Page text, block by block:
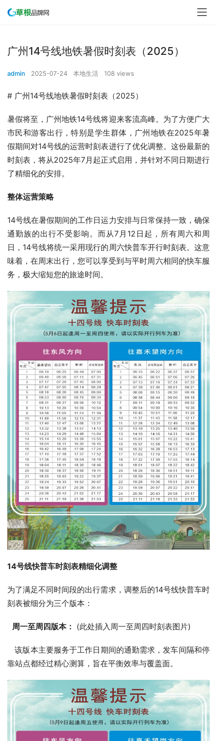
广州14号线地铁暑假时刻表（2025）
admin 2025-07-24 本地生活 108 views
# 广州14号线地铁暑假时刻表（2025）
暑假将至，广州地铁14号线将迎来客流高峰。为了方便广大
市民和游客出行，特别是学生群体，广州地铁在2025年暑
假期间对14号线的运营时刻表进行了优化调整。这份最新的
时刻表，将从2025年7月起正式启用，并针对不同日期进行
了精细化的安排。
整体运营策略
14号线在暑假期间的工作日运力安排与日常保持一致，确保
通勤族的出行不受影响。而从7月12日起，所有周六和周
日，14号线将统一采用现行的周六快普车开行时刻表。这意
味着，在周末出行，您可以享受到与平时周六相同的快车服
务，极大缩短您的旅途时间。
14号线快普车时刻表精细化调整
为了满足不同时间段的出行需求，调整后的14号线快普车时
刻表被细分为三个版本：
周一至周四版本： (此处插入周一至周四时刻表图片)
   该版本主要服务于工作日期间的通勤需求，发车间隔和停
靠站点都经过精心测算，旨在平衡效率与覆盖面。